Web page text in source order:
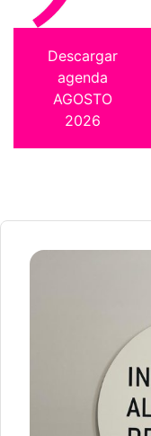
Descargar
agenda
AGOSTO
2026